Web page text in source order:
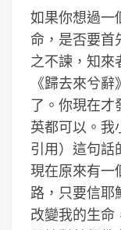
如果你想過一
命，是否要首
之不諫，知來
《歸去來兮
了。你現在才
英都可以。我
引用）這句話
現在原來有一
路，只要信耶
改變我的生命